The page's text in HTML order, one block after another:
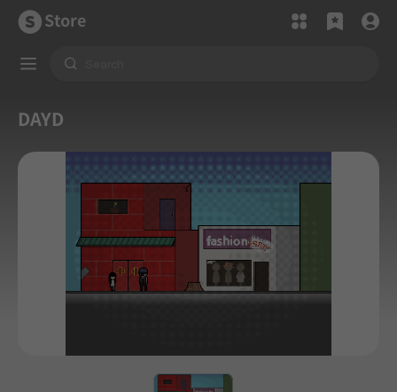
Store
DAYD